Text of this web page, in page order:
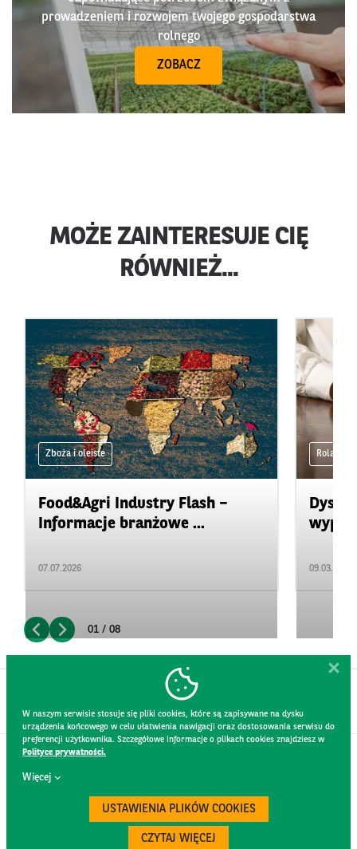
prowadzeniem i rozwojem twojego gospodarstwa
rolnego
ZOBACZ
MOŻE ZAINTERESUJE CIĘ
RÓWNIEŻ...
Zboża i oleiste
Food&Agri Industry Flash –
Informacje branżowe ...
07.07.2026
Rola
09.03.2026
01 / 08
W naszym serwisie stosuje się pliki cookies, które są zapisywane na dysku
urządzenia końcowego w celu ułatwienia nawigacji oraz dostosowania serwisu do
preferencji użytkownika. Szczegółowe informacje o plikach cookies znajdziesz w
Polityce prywatności.
Więcej
USTAWIENIA PLIKÓW COOKIES
CZYTAJ WIĘCEJ
KONTAKT
REGULAMIN STRONY
POLITYKA PRYWATNOŚCI